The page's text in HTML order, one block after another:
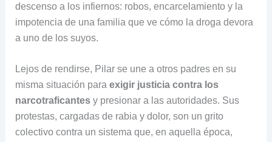
descenso a los infiernos: robos, encarcelamiento y la
impotencia de una familia que ve cómo la droga devora
a uno de los suyos.
Lejos de rendirse, Pilar se une a otros padres en su
misma situación para exigir justicia contra los
narcotraficantesy presionar a las autoridades. Sus
protestas, cargadas de rabia y dolor, son un grito
colectivo contra un sistema que, en aquella época,